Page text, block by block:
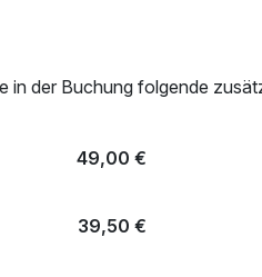
in der Buchung folgende
49,00 €
39,50 €